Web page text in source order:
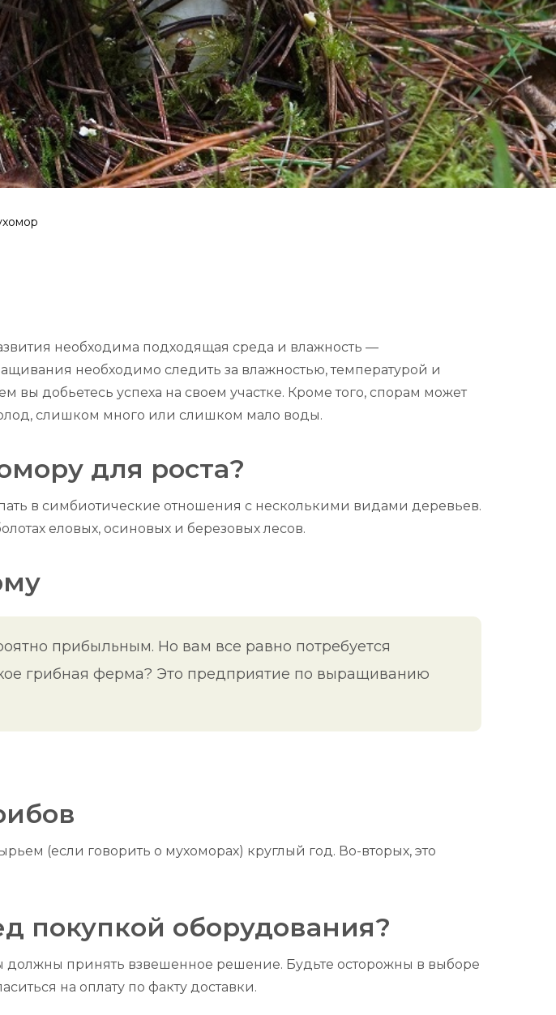
необходима подходящая среда и влажность —
необходимо следить за влажностью, температурой и
вы добьетесь успеха на своем участке. Кроме того, спорам может
слишком много или слишком мало воды.
для роста?
в симбиотические отношения с несколькими видами деревьев.
еловых, осиновых и березовых лесов.
прибыльным. Но вам все равно потребуется
грибная ферма? Это предприятие по выращиванию
(если говорить о мухоморах) круглый год. Во-вторых, это
покупкой оборудования?
принять взвешенное решение. Будьте осторожны в выборе
на оплату по факту доставки.